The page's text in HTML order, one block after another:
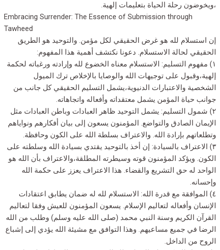
،ويخوضون رحلة الحياة بتعليمات إلهية.
Embracing Surrender: The Essence of Submission through
Tawheed
إن استسلام لله هو غرض الحقيقي لكل مؤمن. والتوحيد هو الطريق
الحقيقي لحالة الاستسلام. دعونا نكتشف أهمية هذا المفهوم:
١) مفهوم التسليم: الاستسلام معناه الخضوع لله وإرادته ورغباته لحكمة
إلهية،وقبول على توجيهات الله والوصايا بالإخلاص ترك الميول
الشخصية والاعتبارات الدنيوية،يشمل التسليم الحقيقي كل جانب من
جوانب حياة المؤمن يشمل معتقداته وأفعاله واتجاهاته.
٢) شمول التسليم: يشمل التوحيد ظاهر العبادات وباطن العبادات مثل
الإيمان الصادق والتواضع. المؤمنون يسعون إلى بيان أفكارهم ونواياهم
وتطلعاتهم بإرادة الله. والاعتراف بسلطة الله على الكون وحافظة.
٣) الاعتراف بالسيادة: إن أخذ بالتوحيد يقتدي بسيادة الله وسلطته على
الكون. ويؤكد المؤمنون قوته وسيطرته المطلقة،والاعتراف بأن الله هو
الواحد له حق التشريع والقضاء. هذا الاعتراف يعزز على حكمة الله
وإحسانه.
٤) الموافقة مع قدرة الله: الاستسلام لله له ضمان يطابق اعتقادات
الإنسان وأفعاله لتعاليم الإسلام. يسعون المؤمنون للعيش وفقا لتعاليم
القرآن الكريم وسنة النبي محمد (صلى الله عليه وسلم) وطلب من الله
الرضا في جميع مساعيهم. وهذا التوافق مع مشيئة الله يؤدي إلى إشباع
الروح من الداخل.